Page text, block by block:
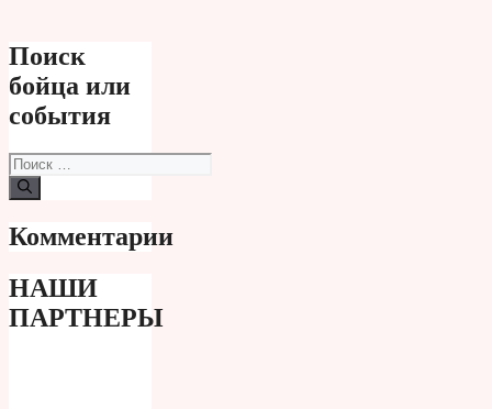
Поиск
бойца или
события
Поиск:
Комментарии
НАШИ
ПАРТНЕРЫ